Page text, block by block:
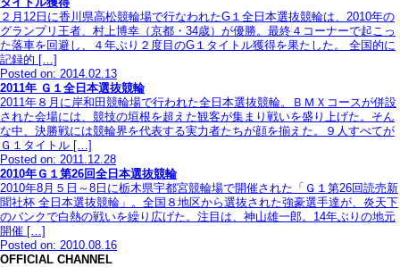
２月12日に香川県高松競輪場で行なわれたG１全日本選抜競輪は、2010年の
グランプリ王者、村上博幸（京都・34歳）が優勝。最終４コーナーで起こっ
た落車を回避し、４年ぶり２度目のG１タイトル獲得を果たした。 全国的に
記録的 […]
Posted on: 2014.02.13
2011年 Ｇ１全日本選抜競輪
2011年８月に岸和田競輪場で行われた全日本選抜競輪。ＢＭＸコースが併設
された会場には、競技の垣根を超えた観客が集まり戦いを盛り上げた。そん
な中、決勝戦には競輪界を代表する実力者たちが顔を揃えた。９人すべてが
Ｇ１タイトル […]
Posted on: 2011.12.28
2010年Ｇ１第26回全日本選抜競輪
2010年8月５日～8日に栃木県宇都宮競輪場で開催された「Ｇ１第26回読売新
聞社杯 全日本選抜競輪」。全国８地区から選抜された強豪選手達が、炎天下
のバンクで白熱の戦いを繰り広げた。注目は、神山雄一郎。14年ぶりの地元
開催 […]
Posted on: 2010.08.16
OFFICIAL CHANNEL